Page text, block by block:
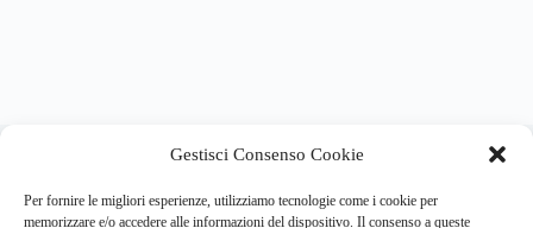
Gestisci Consenso Cookie
Per fornire le migliori esperienze, utilizziamo tecnologie come i cookie per
memorizzare e/o accedere alle informazioni del dispositivo. Il consenso a queste
psicologia e salute mentale.